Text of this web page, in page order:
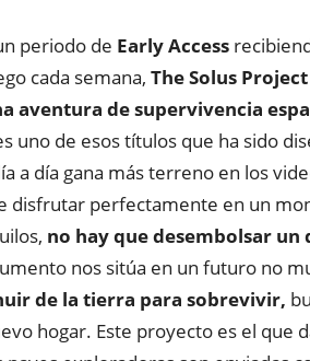
periodo de Early Access
cada semana, The Solus Project
aventura de supervivencia
uno de esos títulos que ha sido
a día gana más terreno en los
disfrutar perfectamente en un
no hay que desembolsar
nos sitúa en un futuro no
de la tierra para sobrevivir,
hogar. Este proyecto es el que